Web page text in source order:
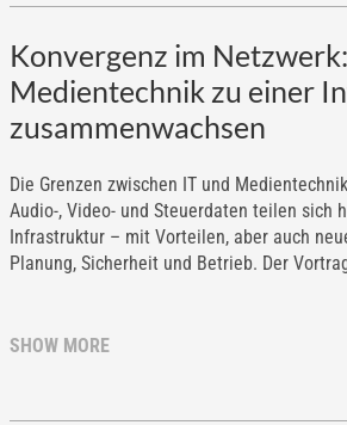
Konvergenz im
Medientechnik zu einer
zusammenwachsen
Die Grenzen zwischen IT und
Audio-, Video- und Steuerdaten teilen sich
Infrastruktur – mit Vorteilen, aber auch
Planung, Sicherheit und Betrieb. Der
SHOW MORE